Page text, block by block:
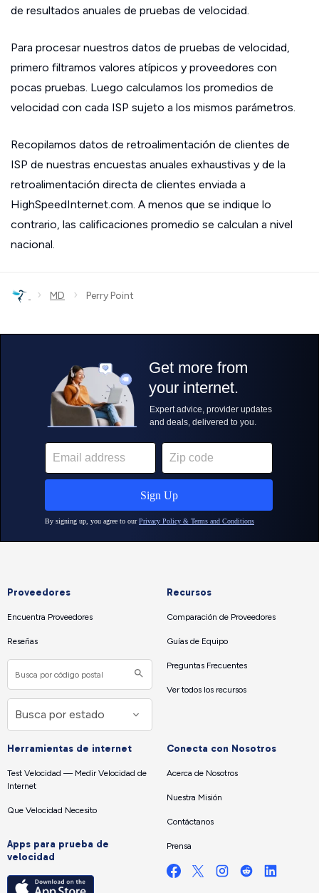
de resultados anuales de pruebas de velocidad.
Para procesar nuestros datos de pruebas de velocidad,
primero filtramos valores atípicos y proveedores con
pocas pruebas. Luego calculamos los promedios de
velocidad con cada ISP sujeto a los mismos parámetros.
Recopilamos datos de retroalimentación de clientes de
ISP de nuestras encuestas anuales exhaustivas y de la
retroalimentación directa de clientes enviada a
HighSpeedInternet.com. A menos que se indique lo
contrario, las calificaciones promedio se calculan a nivel
nacional.
› MD › Perry Point
Proveedores
Encuentra Proveedores
Reseñas
Recursos
Comparación de Proveedores
Guías de Equipo
Preguntas Frecuentes
Ver todos los recursos
Herramientas de internet
Test Velocidad — Medir Velocidad de
Internet
Que Velocidad Necesito
Apps para prueba de
velocidad
Conecta con Nosotros
Acerca de Nosotros
Nuestra Misión
Contáctanos
Prensa